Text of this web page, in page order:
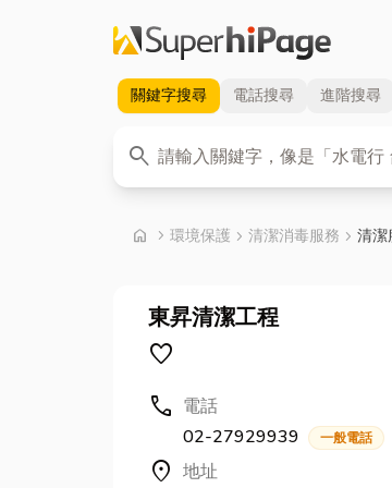
關鍵字搜尋 電話搜尋 進階搜尋
search
關鍵字
home chevron_right 首頁
環境保護 chevron_right 清潔消毒服務 chevron_right 清潔
東昇清潔工程
favorite
call 電話
02-27929939
一般電話
location_on 地址